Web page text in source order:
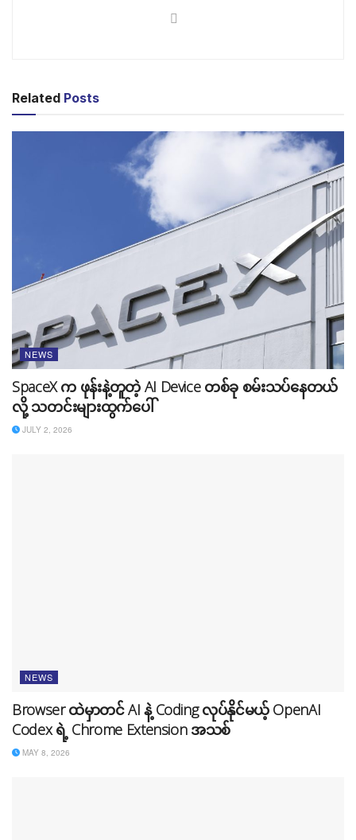
Source: The Verge
Tags: AI AI feature AI Translator browser
edge
Microsoft
New Feature
Related Posts
NEWS
SpaceX က ဖုန်းနဲ့တူတဲ့ AI Device တစ်ခု စမ်းသပ်နေတယ်
လို့ သတင်းများထွက်ပေါ်
JULY 2, 2026
NEWS
Browser ထဲမှာတင် AI နဲ့ Coding လုပ်နိုင်မယ့် OpenAI
Codex ရဲ့ Chrome Extension အသစ်
MAY 8, 2026